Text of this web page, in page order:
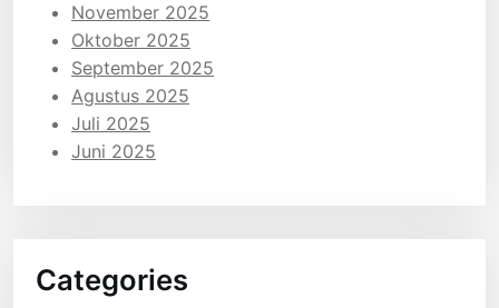
November 2025
Oktober 2025
September 2025
Agustus 2025
Juli 2025
Juni 2025
Categories